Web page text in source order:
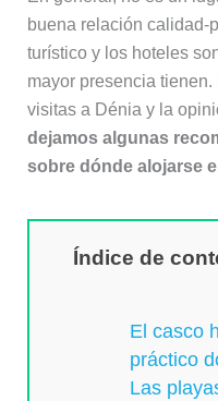
buena relación calidad-
turístico y los hoteles
mayor presencia
visitas a Dénia y la
dejamos algunas
sobre dónde alojarse
Índice de
El casco
práctico
Las